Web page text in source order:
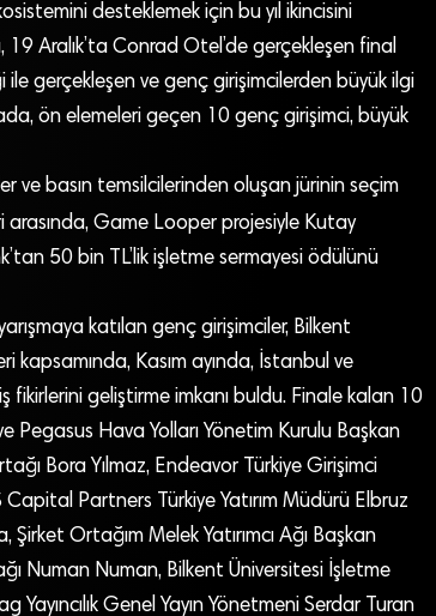
desteklemek için bu yıl ikincisini
19 Aralık’ta Conrad Otel’de gerçekleşen final
ile gerçekleşen ve genç girişimcilerden büyük ilgi
ön elemeleri geçen 10 genç girişimci, büyük
ve basın temsilcilerinden oluşan jürinin seçim
arasında, Game Looper projesiyle Kutay
50 bin TL’lik işletme sermayesi ödülünü
katılan genç girişimciler, Bilkent
kapsamında, Kasım ayında, İstanbul ve
fikirlerini geliştirme imkanı buldu. Finale kalan 10
Pegasus Hava Yolları Yönetim Kurulu Başkan
Bora Yılmaz, Endeavor Türkiye Girişimci
Partners Türkiye Yatırım Müdürü Elbruz
Ortağım Melek Yatırımcı Ağı Başkan
Numan Numan, Bilkent Üniversitesi İşletme
Yayıncılık Genel Yayın Yönetmeni Serdar Turan